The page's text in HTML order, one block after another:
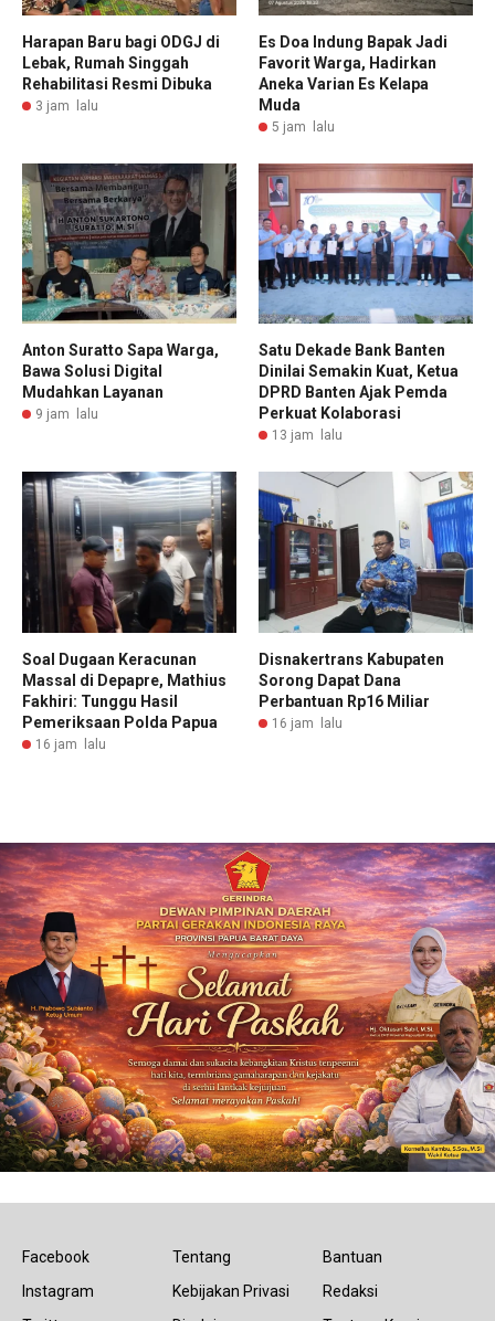
Harapan Baru bagi ODGJ di
Lebak, Rumah Singgah
Rehabilitasi Resmi Dibuka
3 jam lalu
Es Doa Indung Bapak Jadi
Favorit Warga, Hadirkan
Aneka Varian Es Kelapa
Muda
5 jam lalu
Anton Suratto Sapa Warga,
Bawa Solusi Digital
Mudahkan Layanan
9 jam lalu
Satu Dekade Bank Banten
Dinilai Semakin Kuat, Ketua
DPRD Banten Ajak Pemda
Perkuat Kolaborasi
13 jam lalu
Soal Dugaan Keracunan
Massal di Depapre, Mathius
Fakhiri: Tunggu Hasil
Pemeriksaan Polda Papua
16 jam lalu
Disnakertrans Kabupaten
Sorong Dapat Dana
Perbantuan Rp16 Miliar
16 jam lalu
Facebook
Instagram
Tentang
Kebijakan Privasi
Bantuan
Redaksi